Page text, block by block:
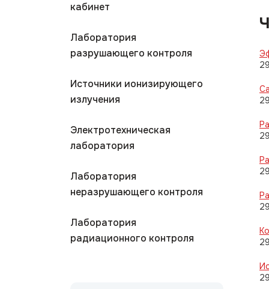
кабинет
Лаборатория
разрушающего контроля
Источники ионизирующего
излучения
Электротехническая
лаборатория
Лаборатория
неразрушающего контроля
Лаборатория
радиационного контроля